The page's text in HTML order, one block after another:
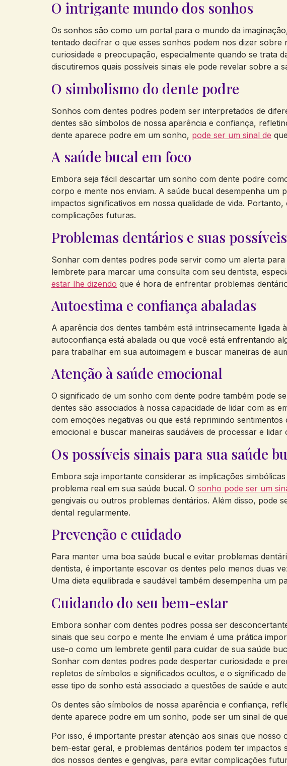
O intrigante mundo dos sonhos
Os sonhos são como um portal para o mundo da
tentado decifrar o que esses sonhos podem nos dizer
curiosidade e preocupação, especialmente quando se trata
discutiremos quais possíveis sinais ele pode revelar sobre a
O simbolismo do dente podre
Sonhos com dentes podres podem ser interpretados de
dentes são símbolos de nossa aparência e confiança,
dente aparece podre em um sonho, pode ser um sinal de
A saúde bucal em foco
Embora seja fácil descartar um sonho com dente podre
corpo e mente nos enviam. A saúde bucal desempenha
impactos significativos em nossa qualidade de vida.
complicações futuras.
Problemas dentários e suas
Sonhar com dentes podres pode servir como um alerta
lembrete para marcar uma consulta com seu dentista,
estar lhe dizendo que é hora de enfrentar problemas
Autoestima e confiança abaladas
A aparência dos dentes também está intrinsecamente
autoconfiança está abalada ou que você está enfrentando
para trabalhar em sua autoimagem e buscar maneiras de
Atenção à saúde emocional
O significado de um sonho com dente podre também pode
dentes são associados à nossa capacidade de lidar com as
com emoções negativas ou que está reprimindo
emocional e buscar maneiras saudáveis de processar e lidar
Os possíveis sinais para sua saúde
Embora seja importante considerar as implicações
problema real em sua saúde bucal. O sonho pode ser um
gengivais ou outros problemas dentários. Além disso, pode
dental regularmente.
Prevenção e cuidado
Para manter uma boa saúde bucal e evitar problemas
dentista, é importante escovar os dentes pelo menos duas
Uma dieta equilibrada e saudável também desempenha um
Cuidando do seu bem-estar
Embora sonhar com dentes podres possa ser
sinais que seu corpo e mente lhe enviam é uma prática
use-o como um lembrete gentil para cuidar de sua saúde
Sonhar com dentes podres pode despertar curiosidade e
repletos de símbolos e significados ocultos, e o significado
esse tipo de sonho está associado a questões de saúde e
Os dentes são símbolos de nossa aparência e confiança,
dente aparece podre em um sonho, pode ser um sinal de
Por isso, é importante prestar atenção aos sinais que
bem-estar geral, e problemas dentários podem ter impactos
dos nossos dentes e gengivas, para evitar complicações